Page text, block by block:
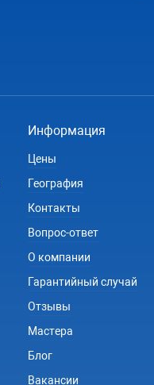
Информация
Цены
География
Контакты
Вопрос-ответ
О компании
Гарантийный случай
Отзывы
Мастера
Блог
Вакансии